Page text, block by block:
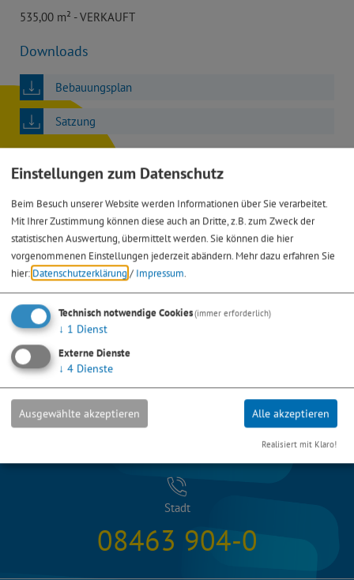
535,00 m² - VERKAUFT
Downloads
Bebauungsplan
Satzung
Stadt
08463 904-0
Einstellungen zum Datenschutz
Beim Besuch unserer Website werden Informationen über Sie verarbeitet.
Mit Ihrer Zustimmung können diese auch an Dritte, z.B. zum Zweck der
statistischen Auswertung, übermittelt werden. Sie können die hier
vorgenommenen Einstellungen jederzeit abändern. Mehr dazu erfahren Sie
hier: Datenschutzerklärung / Impressum
Technisch notwendige Cookies(immer erforderlich)
↓ 1 Dienst
Externe Dienste
↓ 4 Dienste
Ausgewählte akzeptieren Alle akzeptieren
Realisiert mit Klaro!